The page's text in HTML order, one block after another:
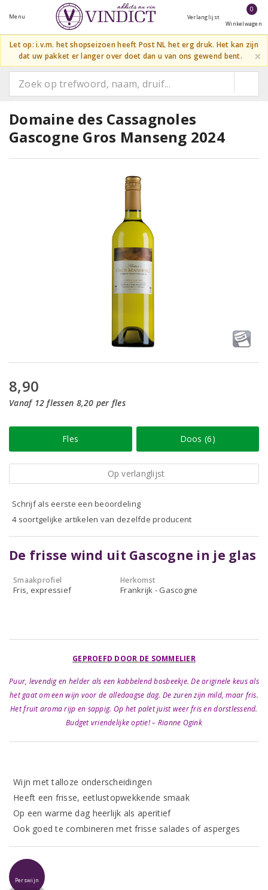
Menu Verlanglijst
0
Winkelwagen
Let op: i.v.m. het shopseizoen heeft Post NL het erg druk. Het kan zijn
dat uw pakket er langer over doet dan u van ons gewend bent.
×
Domaine des Cassagnoles
Gascogne Gros Manseng 2024
8,90
Vanaf 12 flessen 8,20 per fles
Fles Doos (6)
Op verlanglijst
Schrijf als eerste een beoordeling
4 soortgelijke artikelen van dezelfde producent
De frisse wind uit Gascogne in je glas
Smaakprofiel
Fris, expressief
Herkomst
Frankrijk - Gascogne
GEPROEFD DOOR DE SOMMELIER
Puur, levendig en helder als een kabbelend bosbeekje. De originele keus als
het gaat om een wijn voor de alledaagse dag. De zuren zijn mild, maar fris.
Het fruit aroma rijp en sappig. Op het palet juist weer fris en dorstlessend.
Budget vriendelijke optie! – Rianne Ogink
Wijn met talloze onderscheidingen
Heeft een frisse, eetlustopwekkende smaak
Op een warme dag heerlijk als aperitief
Ook goed te combineren met frisse salades of asperges
Perswijn